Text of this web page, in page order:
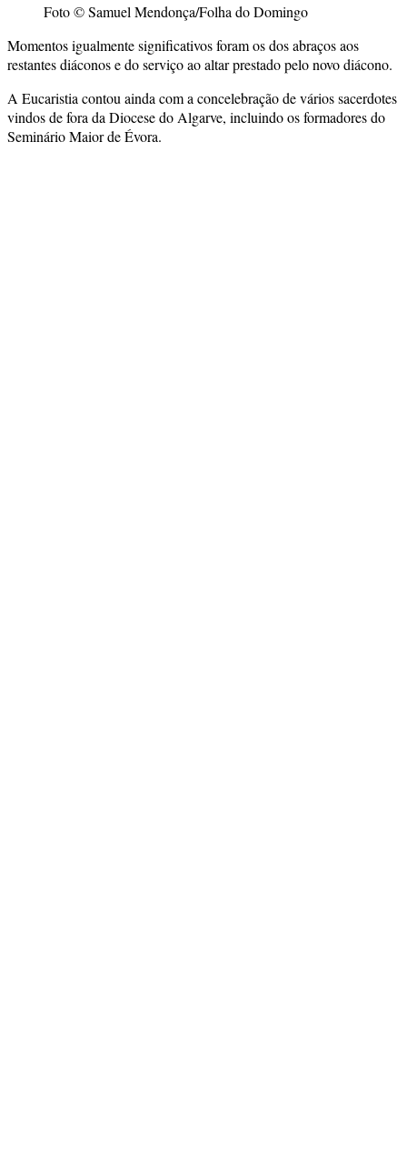
Foto © Samuel Mendonça/Folha do Domingo
Momentos igualmente significativos foram os dos abraços aos
restantes diáconos e do serviço ao altar prestado pelo novo diácono.
A Eucaristia contou ainda com a concelebração de vários sacerdotes
vindos de fora da Diocese do Algarve, incluindo os formadores do
Seminário Maior de Évora.